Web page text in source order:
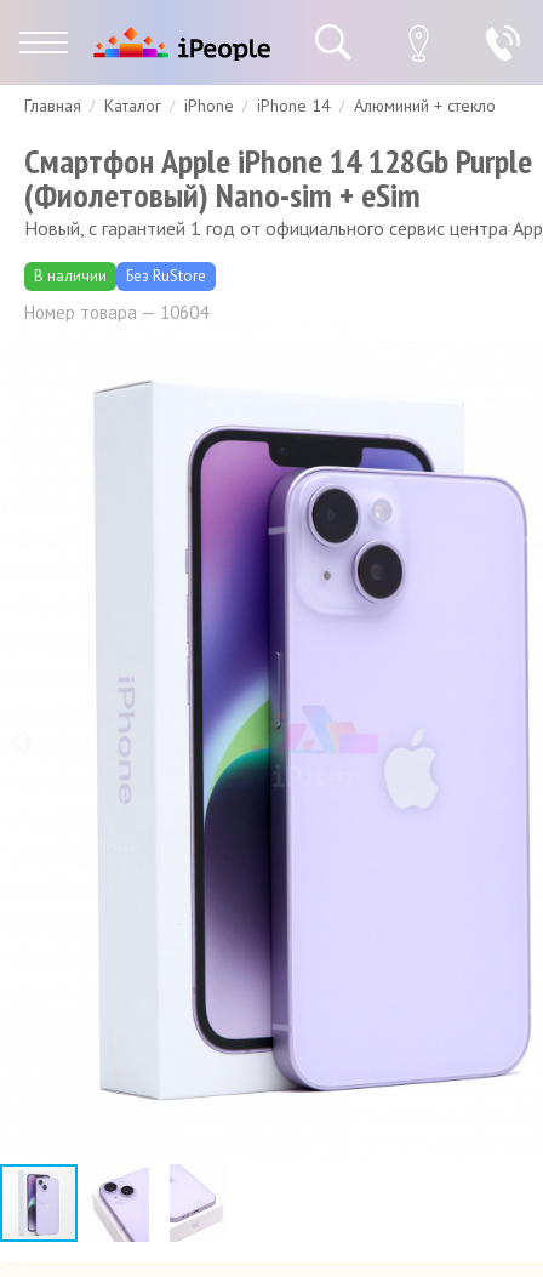
Гарантия Доставка и оплата Спецпредложения Скидки
Главная Каталог iPhone iPhone 14 Алюминий + стекло
Смартфон Apple iPhone 14 128Gb Purple
(Фиолетовый) Nano-sim + eSim
Новый, с гарантией 1 год от официального сервис центра
В наличии Без RuStore
Номер товара — 10604